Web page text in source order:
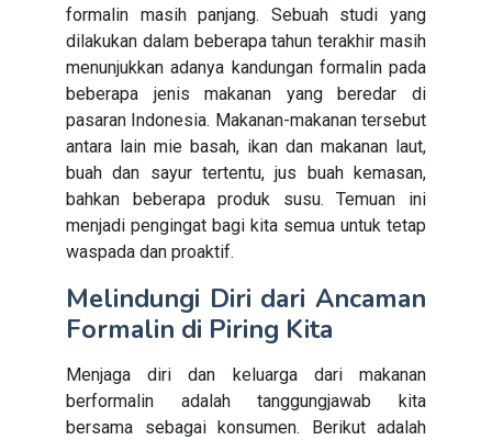
formalin masih panjang. Sebuah studi yang
dilakukan dalam beberapa tahun terakhir masih
menunjukkan adanya kandungan formalin pada
beberapa jenis makanan yang beredar di
pasaran Indonesia. Makanan-makanan tersebut
antara lain mie basah, ikan dan makanan laut,
buah dan sayur tertentu, jus buah kemasan,
bahkan beberapa produk susu. Temuan ini
menjadi pengingat bagi kita semua untuk tetap
waspada dan proaktif.
Melindungi Diri dari Ancaman
Formalin di Piring Kita
Menjaga diri dan keluarga dari makanan
berformalin adalah tanggungjawab kita
bersama sebagai konsumen. Berikut adalah